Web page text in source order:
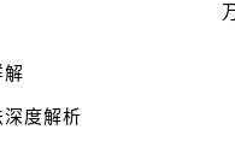
解
度解析